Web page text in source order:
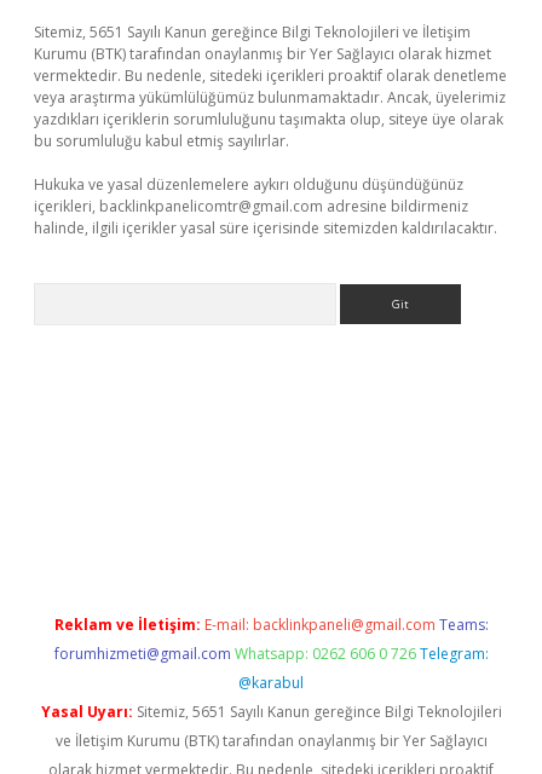
Sitemiz, 5651 Sayılı Kanun gereğince Bilgi Teknolojileri ve İletişim
Kurumu (BTK) tarafından onaylanmış bir Yer Sağlayıcı olarak hizmet
vermektedir. Bu nedenle, sitedeki içerikleri proaktif olarak denetleme
veya araştırma yükümlülüğümüz bulunmamaktadır. Ancak, üyelerimiz
yazdıkları içeriklerin sorumluluğunu taşımakta olup, siteye üye olarak
bu sorumluluğu kabul etmiş sayılırlar.
Hukuka ve yasal düzenlemelere aykırı olduğunu düşündüğünüz
içerikleri, backlinkpanelicomtr@gmail.com adresine bildirmeniz
halinde, ilgili içerikler yasal süre içerisinde sitemizden kaldırılacaktır.
Reklam ve İletişim: E-mail: backlinkpaneli@gmail.com Teams:
forumhizmeti@gmail.com Whatsapp: 0262 606 0 726 Telegram:
@karabul
Yasal Uyarı: Sitemiz, 5651 Sayılı Kanun gereğince Bilgi Teknolojileri
ve İletişim Kurumu (BTK) tarafından onaylanmış bir Yer Sağlayıcı
olarak hizmet vermektedir. Bu nedenle, sitedeki içerikleri proaktif